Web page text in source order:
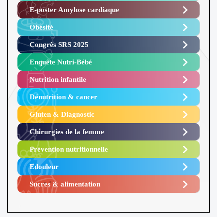
E-poster Amylose cardiaque ​
Obésité ​
Congrès SRS 2025 ​
Enquête Nutri-Bébé ​
Nutrition infantile
Dénutrition & cancer
Gluten & Diagnostic
Chirurgies de la femme
Prévention nutritionnelle
Edouleur​
Sucres & alimentation​